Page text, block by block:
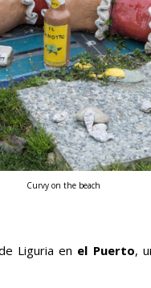
Curvy on the beach
Liguria en el Puerto,